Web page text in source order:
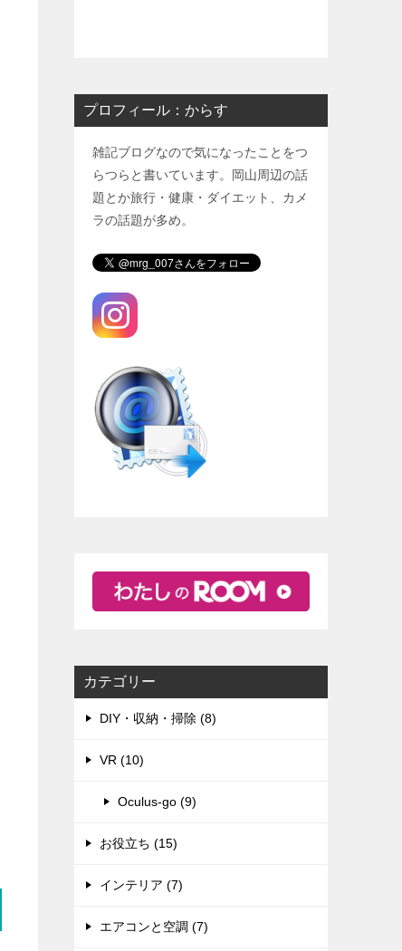
プロフィール：からす
雑記ブログなので気になったことをつ
らつらと書いています。岡山周辺の話
題とか旅行・健康・ダイエット、カメ
ラの話題が多め。
カテゴリー
DIY・収納・掃除 (8)
VR (10)
Oculus-go (9)
お役立ち (15)
インテリア (7)
エアコンと空調 (7)